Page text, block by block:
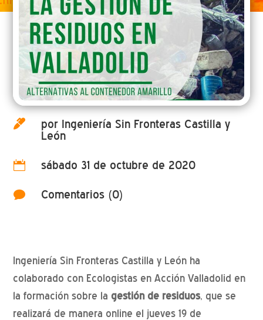

por Ingeniería Sin Fronteras Castilla y
León
 sábado 31 de octubre de 2020
 Comentarios (0)
Ingeniería Sin Fronteras Castilla y León ha
colaborado con Ecologistas en Acción Valladolid en
la formación sobre la gestión de residuos, que se
realizará de manera online el jueves 19 de